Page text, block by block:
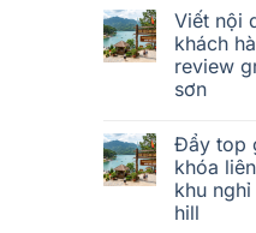
Viết nội
khách
review
sơn
Đẩy top
khóa
khu
hill